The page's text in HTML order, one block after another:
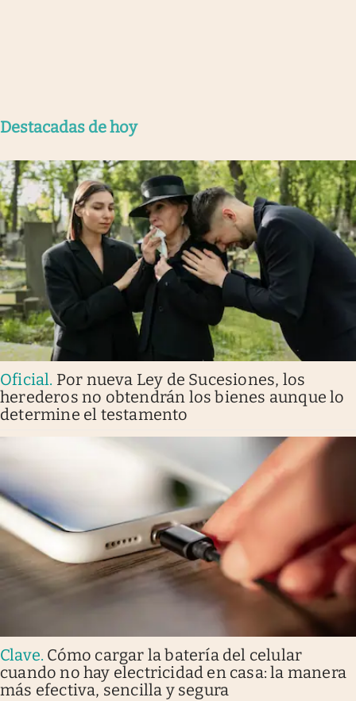
Destacadas de hoy
Oficial. Por nueva Ley de Sucesiones, los
herederos no obtendrán los bienes aunque lo
determine el testamento
Clave. Cómo cargar la batería del celular
cuando no hay electricidad en casa: la manera
más efectiva, sencilla y segura